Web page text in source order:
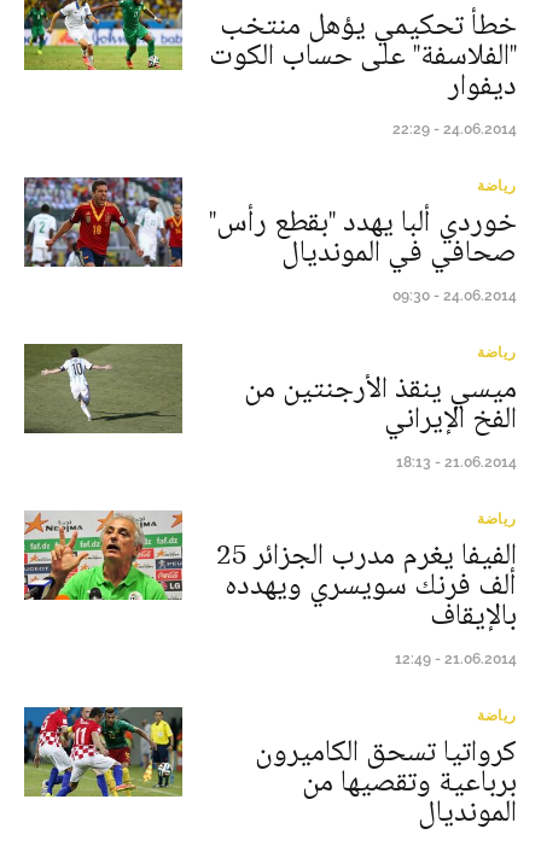
خطأ تحكيمي يؤهل منتخب
"الفلاسفة" على حساب الكوت
ديفوار
24.06.2014 - 22:29
رياضة
خوردي ألبا يهدد "بقطع رأس"
صحافي في المونديال
24.06.2014 - 09:30
رياضة
ميسي ينقذ الأرجنتين من
الفخ الإيراني
21.06.2014 - 18:13
رياضة
الفيفا يغرم مدرب الجزائر 25
ألف فرنك سويسري ويهدده
بالإيقاف
21.06.2014 - 12:49
رياضة
كرواتيا تسحق الكاميرون
برباعية وتقصيها من
المونديال